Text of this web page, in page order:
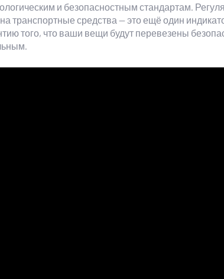
и безопасностным стандартам.
транспортные средства — это ещё один
того, что ваши вещи будут перевезены